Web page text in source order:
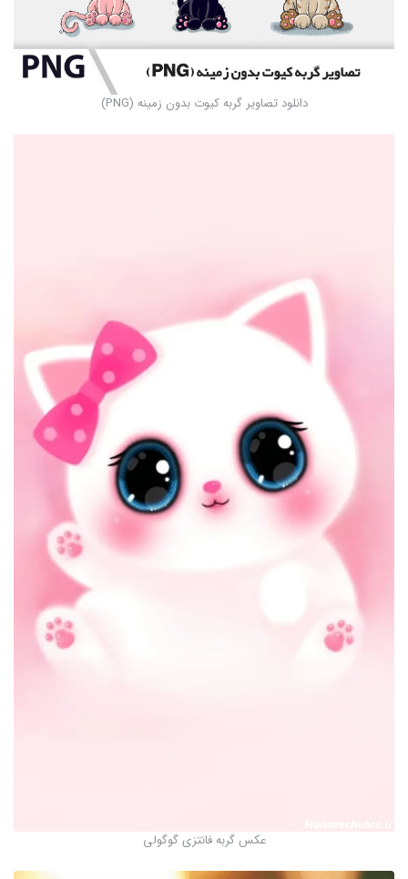
دانلود تصاویر گربه کیوت بدون زمینه (PNG)
عکس گربه فانتزی گوگولی